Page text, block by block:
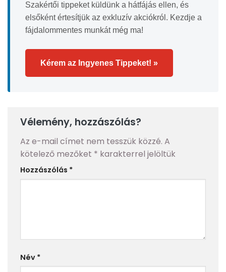
Szakértői tippeket küldünk a hátfájás ellen, és
elsőként értesítjük az exkluzív akciókról. Kezdje a
fájdalommentes munkát még ma!
Kérem az Ingyenes Tippeket! »
Vélemény, hozzászólás?
Az e-mail címet nem tesszük közzé. A
kötelező mezőket * karakterrel jelöltük
Hozzászólás *
Név *